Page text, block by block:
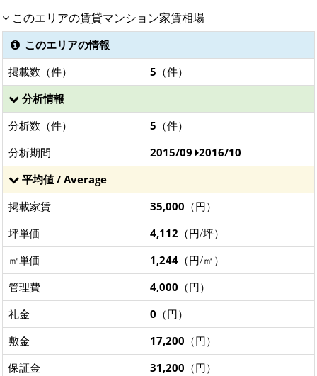
このエリアの賃貸マンション家賃相場
このエリアの情報
掲載数（件）
5 （件）
分析情報
分析数（件）
5 （件）
分析期間
2015/09 2016/10
平均値 / Average
掲載家賃
35,000 （円）
坪単価
4,112 （円/坪）
㎡単価
1,244 （円/㎡）
管理費
4,000 （円）
礼金
0 （円）
敷金
17,200 （円）
保証金
31,200 （円）